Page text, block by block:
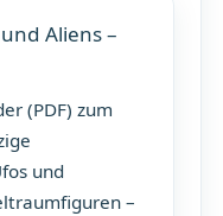
Aliens –
(PDF) zum
und
–